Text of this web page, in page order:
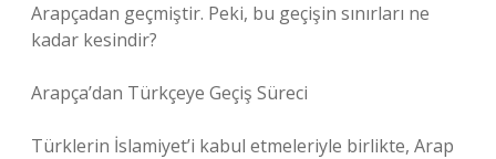
Arapçadan geçmiştir. Peki, bu geçişin sınırları ne
kadar kesindir?
Arapça’dan Türkçeye Geçiş Süreci
Türklerin İslamiyet’i kabul etmeleriyle birlikte, Arap